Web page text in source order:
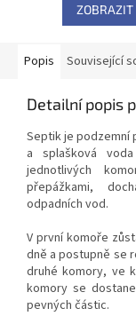
ZOBRAZIT
Popis Související
Detailní popis
Septik je podzemní
a splašková
jednotlivých
přepážkami,
odpadních vod.
V první komoře
dně a postupně se
druhé komory, ve
komory se
pevných částic.